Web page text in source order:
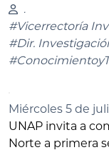
.
#Vicerrectoría
#Dir.
Miércoles 5 de
UNAP invita a
Norte a primera